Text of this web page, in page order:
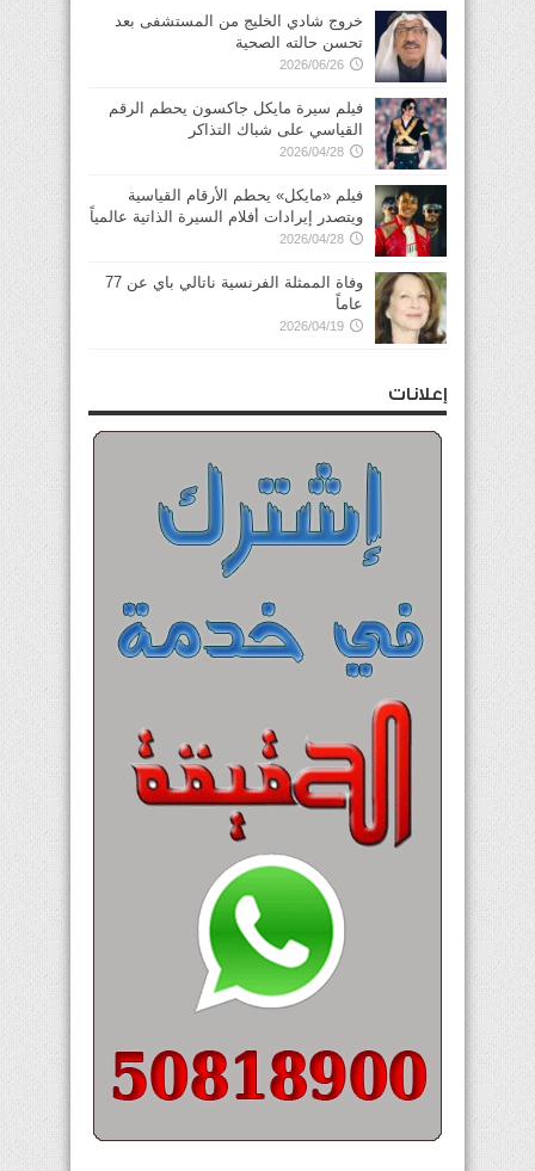
خروج شادي الخليج من المستشفى بعد
تحسن حالته الصحية
2026/06/26
فيلم سيرة مايكل جاكسون يحطم الرقم
القياسي على شباك التذاكر
2026/04/28
فيلم «مايكل» يحطم الأرقام القياسية
ويتصدر إيرادات أفلام السيرة الذاتية عالمياً
2026/04/28
وفاة الممثلة الفرنسية ناتالي باي عن 77
عاماً
2026/04/19
إعلانات